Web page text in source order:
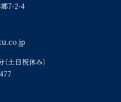
7-2-4
土日祝休み）